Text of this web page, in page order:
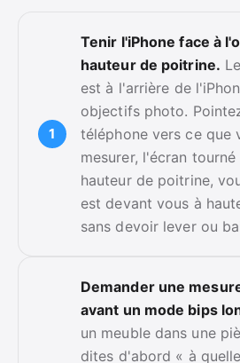
Tenir l'iPhone face à
hauteur de poitrine.
est à l'arrière de
objectifs photo.
téléphone vers ce que
mesurer, l'écran
hauteur de poitrine,
est devant vous à
sans devoir lever ou
Demander une
avant un mode bips
un meuble dans une
dites d'abord « à